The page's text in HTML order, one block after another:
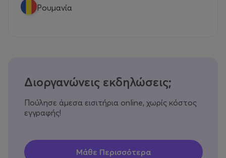
Ρουμανία
Διοργανώνεις εκδηλώσεις;
Πούλησε άμεσα εισιτήρια online, χωρίς κόστος
εγγραφής!